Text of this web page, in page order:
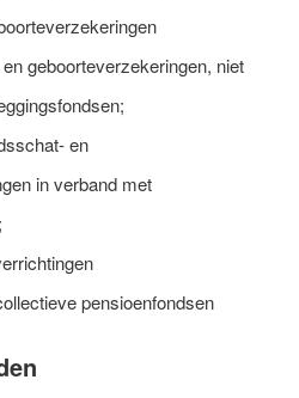
geboorteverzekeringen, niet
en
in verband met
pensioenfondsen